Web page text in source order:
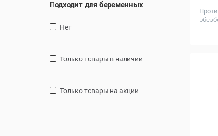
Подходит для беременных
Нет
только товары в наличии
только товары на акции